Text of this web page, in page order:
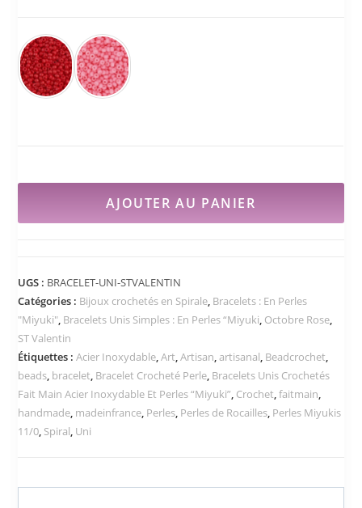
AJOUTER AU PANIER
UGS : BRACELET-UNI-STVALENTIN
Catégories : Bijoux crochetés en Spirale, Bracelets : En Perles
"Miyuki", Bracelets Unis Simples : En Perles “Miyuki, Octobre Rose,
ST Valentin
Étiquettes :Acier Inoxydable,Art,Artisan,artisanal, Beadcrochet,
beads, bracelet, Bracelet Crocheté Perle, Bracelets Unis Crochetés
Fait Main Acier Inoxydable Et Perles “Miyuki”, Crochet,faitmain,
handmade, madeinfrance, Perles, Perles de Rocailles, Perles Miyukis
11/0, Spiral, Uni